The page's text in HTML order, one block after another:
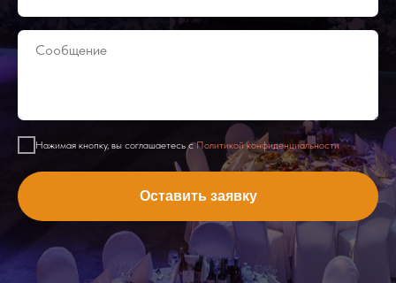
Нажимая кнопку, вы соглашаетесь сПолитикой конфиденциальности
Оставить заявку